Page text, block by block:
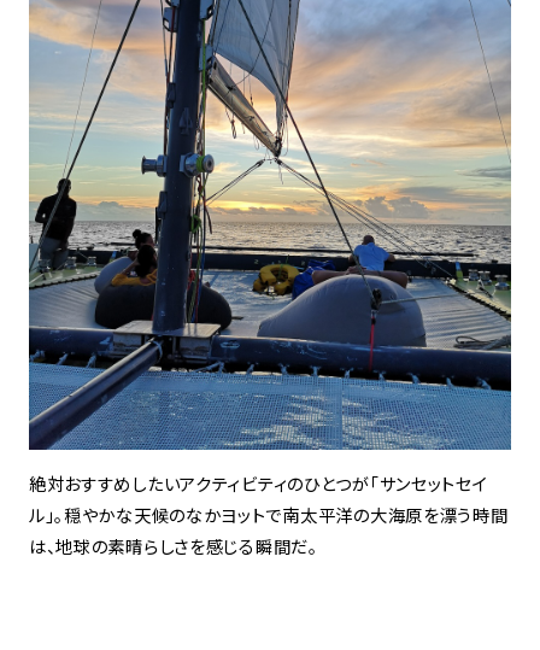
絶対おすすめしたいアクティビティのひとつが「サンセットセイ
ル」。穏やかな天候のなかヨットで南太平洋の大海原を漂う時間
は、地球の素晴らしさを感じる瞬間だ。